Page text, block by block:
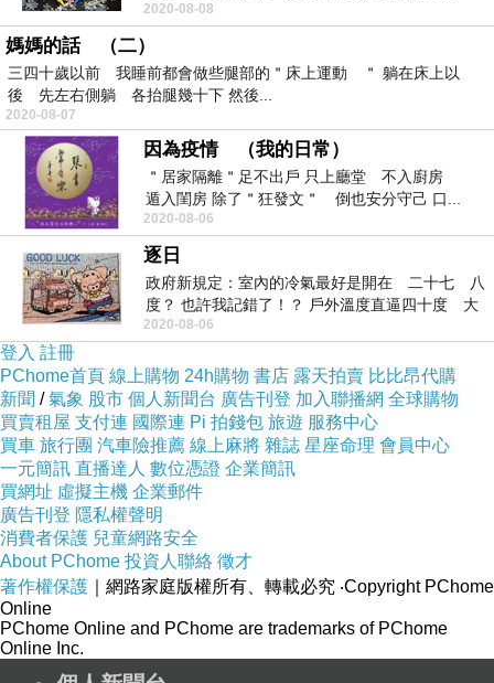
2020-08-08
媽媽的話 （二）
三四十歲以前 我睡前都會做些腿部的＂床上運動 ＂ 躺在床上以
後 先左右側躺 各抬腿幾十下 然後...
2020-08-07
因為疫情 （我的日常）
＂居家隔離＂足不出戶 只上廳堂 不入廚房
遁入閨房 除了＂狂發文＂ 倒也安分守己 口...
2020-08-06
逐日
政府新規定：室內的冷氣最好是開在 二十七 八
度？ 也許我記錯了！？ 戶外溫度直逼四十度 大
家熱到...
2020-08-06
登入 註冊
PChome首頁 線上購物 24h購物 書店 露天拍賣 比比昂代購
新聞 /氣象 股市 個人新聞台 廣告刊登 加入聯播網 全球購物
買賣租屋 支付連 國際連 Pi 拍錢包 旅遊 服務中心
買車 旅行團 汽車險推薦 線上麻將 雜誌 星座命理 會員中心
一元簡訊 直播達人 數位憑證 企業簡訊
買網址 虛擬主機 企業郵件
廣告刊登 隱私權聲明
消費者保護 兒童網路安全
About PChome 投資人聯絡 徵才
著作權保護 ｜網路家庭版權所有、轉載必究 ‧Copyright PChome
Online
PChome Online and PChome are trademarks of PChome
Online Inc.